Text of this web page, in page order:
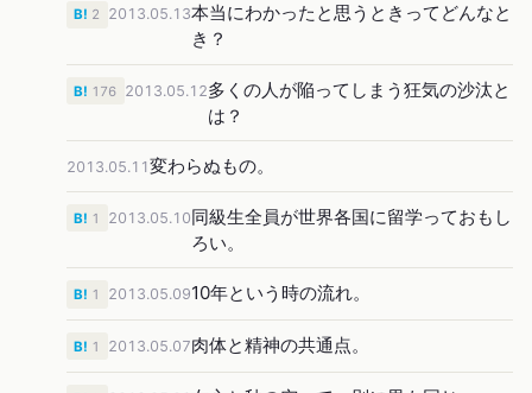
2013.05.13本当にわかったと思うときってどんなと
き？
B! 2
2013.05.12多くの人が陥ってしまう狂気の沙汰と
は？
B! 176
2013.05.11変わらぬもの。
2013.05.10同級生全員が世界各国に留学っておもし
ろい。
B! 1
2013.05.0910年という時の流れ。
B! 1
2013.05.07肉体と精神の共通点。
B! 1